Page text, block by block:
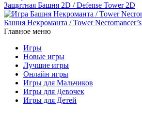
Защитная Башня 2D / Defense Tower 2D
Башня Некроманта / Tower Necromancer’s
Главное меню
Игры
Новые игры
Лучшие игры
Онлайн игры
Игры для Мальчиков
Игры для Девочек
Игры для Детей